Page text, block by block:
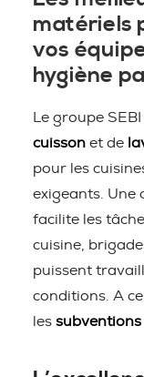
matériels
vos
hygiène
Le groupe
cuisson et de
pour les
exigeants. Une
facilite les
cuisine,
puissent
conditions. A
les subventions